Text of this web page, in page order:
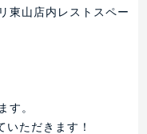
東山店内レストスペー
す。
いただきます！